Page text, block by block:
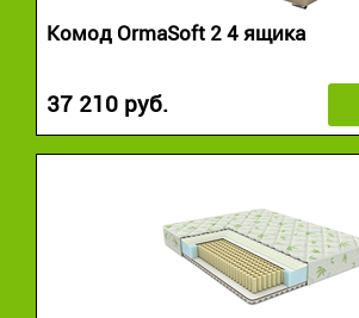
Комод OrmaSoft 2 4 ящика
37 210 руб.